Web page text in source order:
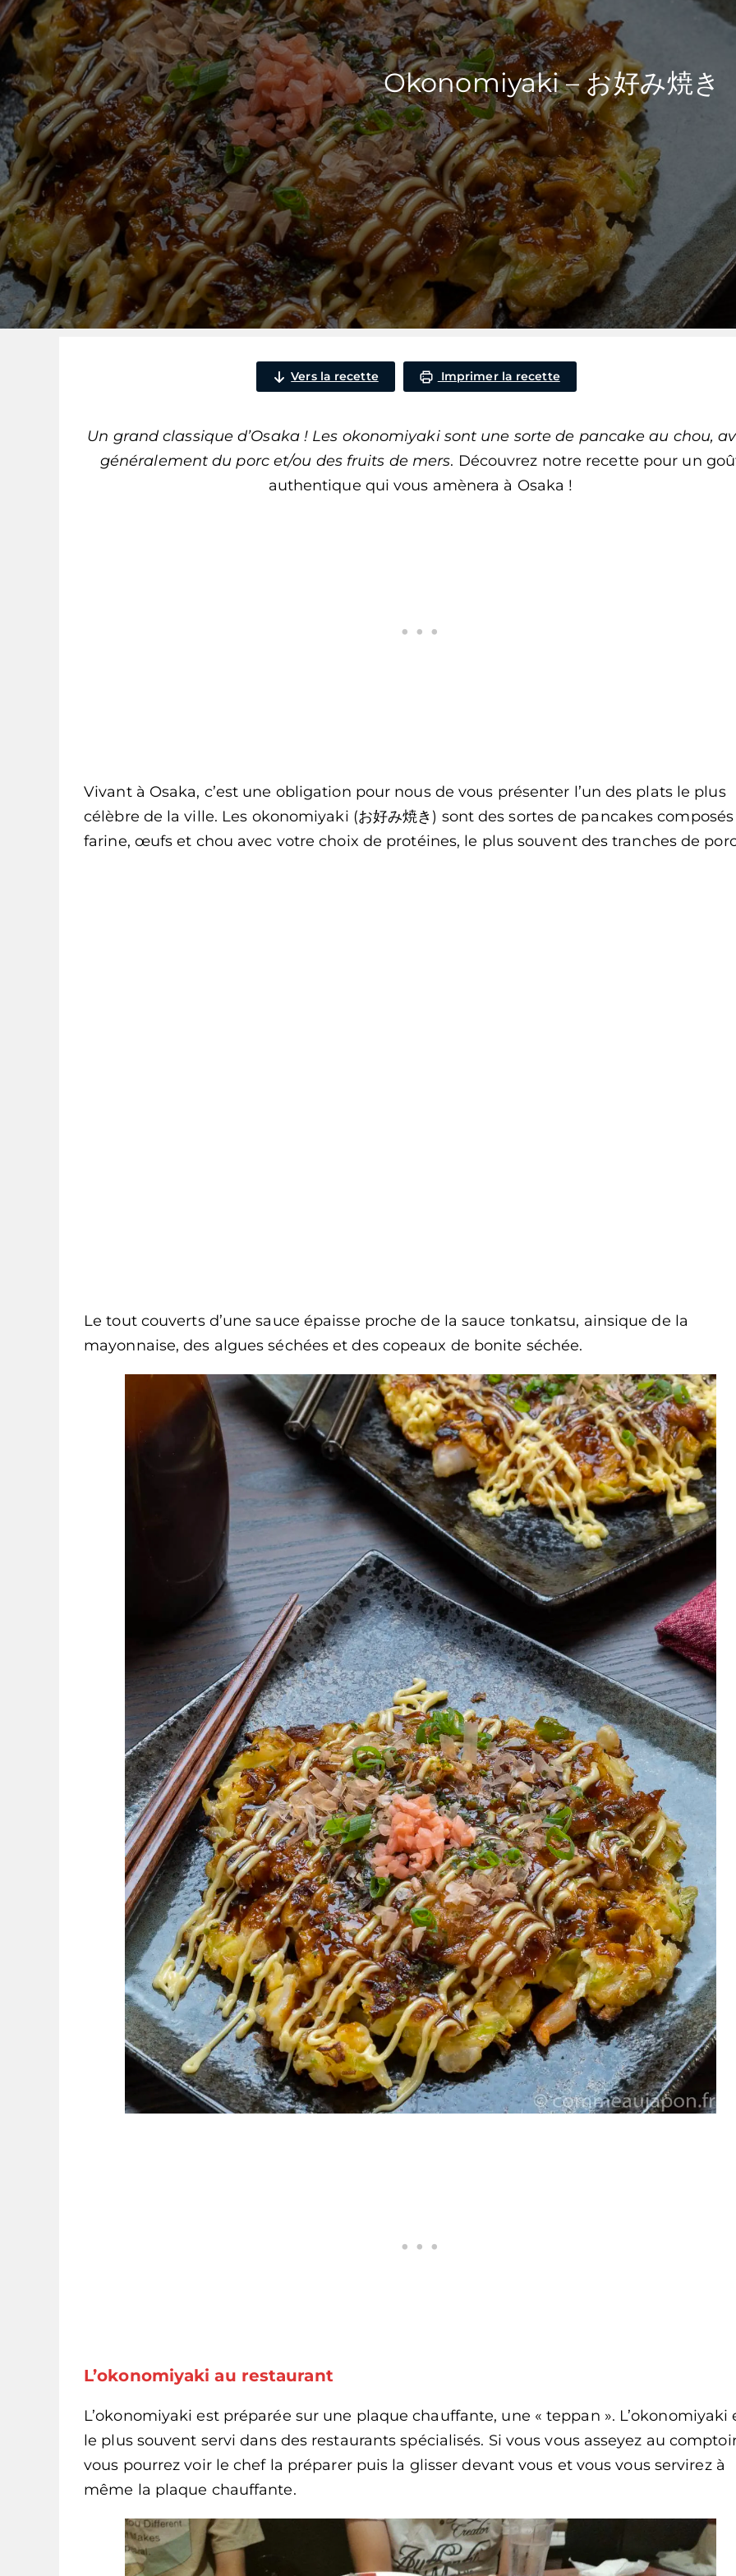
Okonomiyaki – お好み焼き
Vers la recette Imprimer la recette
Un grand classique d’Osaka ! Les okonomiyaki sont une sorte de pancake au chou,
généralement du porc et/ou des fruits de mers. Découvrez notre recette pour un
authentique qui vous amènera à Osaka !
Vivant à Osaka, c’est une obligation pour nous de vous présenter l’un des plats le plus
célèbre de la ville. Les okonomiyaki (お好み焼き) sont des sortes de pancakes
farine, œufs et chou avec votre choix de protéines, le plus souvent des tranches de
Le tout couverts d’une sauce épaisse proche de la sauce tonkatsu, ainsique de la
mayonnaise, des algues séchées et des copeaux de bonite séchée.
L’okonomiyaki au restaurant
L’okonomiyaki est préparée sur une plaque chauffante, une « teppan ». L’okonomiyaki
le plus souvent servi dans des restaurants spécialisés. Si vous vous asseyez au
vous pourrez voir le chef la préparer puis la glisser devant vous et vous vous servirez à
même la plaque chauffante.